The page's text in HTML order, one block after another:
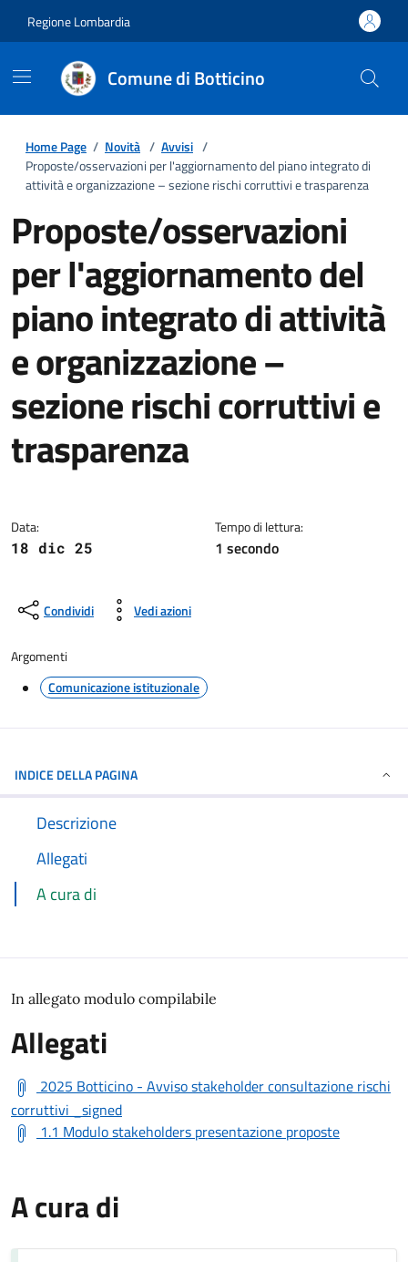
Regione Lombardia
Comune di Botticino
Home Page / Novità / Avvisi /
Proposte/osservazioni per l'aggiornamento del piano integrato di
attività e organizzazione – sezione rischi corruttivi e trasparenza
Proposte/osservazioni
per l'aggiornamento del
piano integrato di attività
e organizzazione –
sezione rischi corruttivi e
trasparenza
Data:
18 dic 25
Tempo di lettura:
1 secondo
Condividi Vedi azioni
Argomenti
Comunicazione istituzionale
INDICE DELLA PAGINA
Descrizione
Allegati
A cura di
In allegato modulo compilabile
Allegati
2025 Botticino - Avviso stakeholder consultazione rischi
corruttivi _signed
1.1 Modulo stakeholders presentazione proposte
A cura di